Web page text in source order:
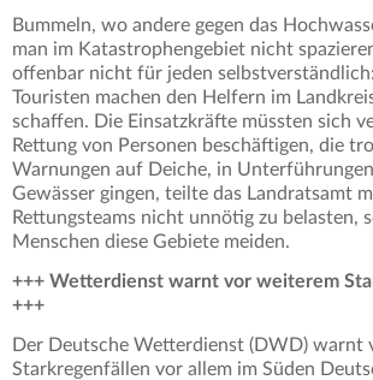
Bummeln, wo andere gegen das
man im Katastrophengebiet nicht
offenbar nicht für jeden
Touristen machen den Helfern im
schaffen. Die Einsatzkräfte müssten sich
Rettung von Personen beschäftigen, die
Warnungen auf Deiche, in
Gewässer gingen, teilte das Landratsamt
Rettungsteams nicht unnötig zu belasten,
Menschen diese Gebiete meiden.
+++ Wetterdienst warnt vor weiterem
+++
Der Deutsche Wetterdienst (DWD) warnt
Starkregenfällen vor allem im Süden